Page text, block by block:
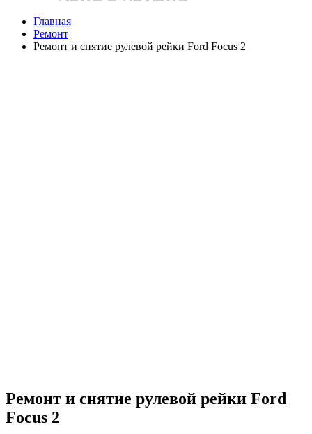
Главная
Ремонт
Ремонт и снятие рулевой рейки Ford Focus 2
Ремонт и снятие рулевой рейки Ford
Focus 2